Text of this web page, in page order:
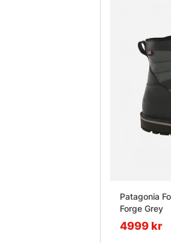
Patagonia
Forge Grey
4999 kr